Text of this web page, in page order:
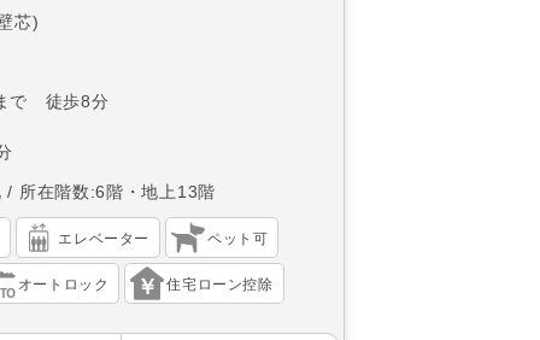
芯)
で 徒歩8分
所在階数:6階・地上13階
エレベーター ペット可
オートロック 住宅ローン控除